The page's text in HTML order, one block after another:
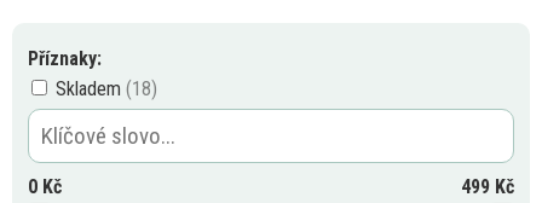
Příznaky:
Skladem
0 Kč 499 Kč